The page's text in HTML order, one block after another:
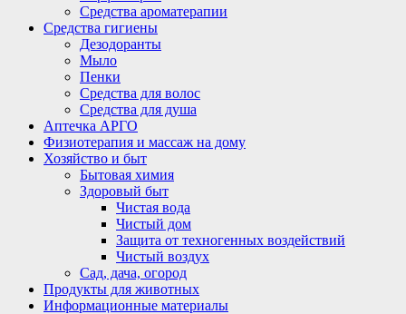
Средства ароматерапии
Средства гигиены
Дезодоранты
Мыло
Пенки
Средства для волос
Средства для душа
Аптечка АРГО
Физиотерапия и массаж на дому
Хозяйство и быт
Бытовая химия
Здоровый быт
Чистая вода
Чистый дом
Защита от техногенных воздействий
Чистый воздух
Сад, дача, огород
Продукты для животных
Информационные материалы